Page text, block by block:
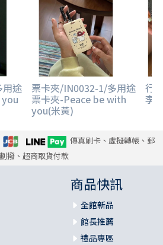
途 票卡夾/IN0032-1/多用途
票卡夾-Peace be with
you(米黃)
行
李
傳真刷卡、虛擬轉帳、郵
撥、超商取貨付款
商品快訊
全館新品
館長推薦
禮品專區